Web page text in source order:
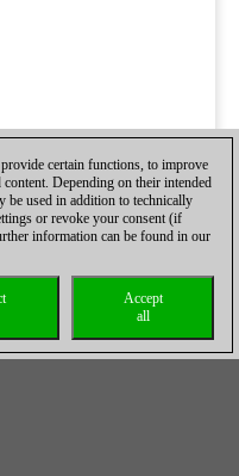
certain functions, to improve
Depending on their intended
be used in addition to technically
or revoke your consent (if
information can be found in our
Accept
all